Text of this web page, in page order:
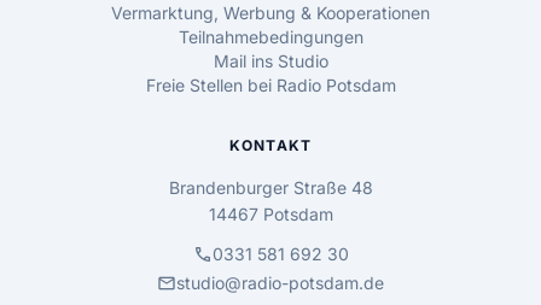
Vermarktung, Werbung & Kooperationen
Teilnahmebedingungen
Mail ins Studio
Freie Stellen bei Radio Potsdam
KONTAKT
Brandenburger Straße 48
14467 Potsdam
call0331 581 692 30
mailstudio@radio-potsdam.de